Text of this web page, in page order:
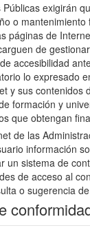
exigirán
o mantenimiento
páginas de
de
accesibilidad
lo expresado
y sus contenidos
formación y
que obtengan
de las
información
un sistema de
de acceso al
o sugerencia